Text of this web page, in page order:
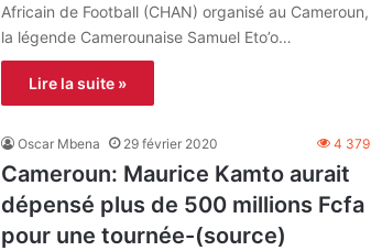
Africain de Football (CHAN) organisé au Cameroun,
la légende Camerounaise Samuel Eto’o…
Lire la suite »
Oscar Mbena 29 février 2020 4 379
Cameroun: Maurice Kamto aurait
dépensé plus de 500 millions Fcfa
pour une tournée-(source)